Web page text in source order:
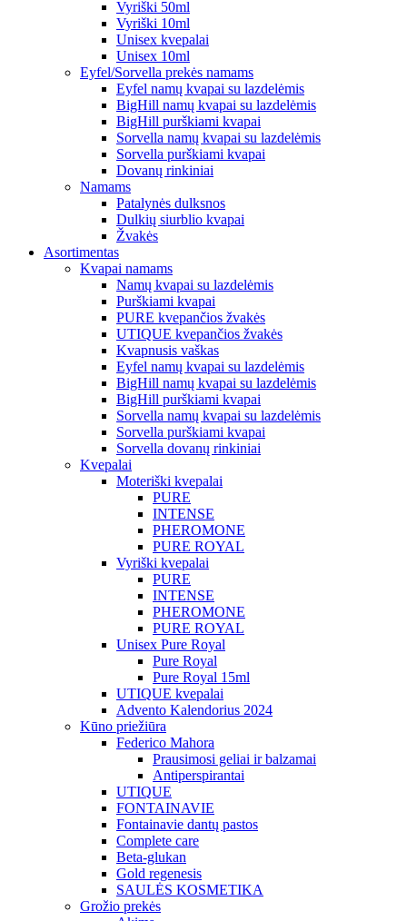
Vyriški 50ml
Vyriški 10ml
Unisex kvepalai
Unisex 10ml
Eyfel/Sorvella prekės namams
Eyfel namų kvapai su lazdelėmis
BigHill namų kvapai su lazdelėmis
BigHill purškiami kvapai
Sorvella namų kvapai su lazdelėmis
Sorvella purškiami kvapai
Dovanų rinkiniai
Namams
Patalynės dulksnos
Dulkių siurblio kvapai
Žvakės
Asortimentas
Kvapai namams
Namų kvapai su lazdelėmis
Purškiami kvapai
PURE kvepančios žvakės
UTIQUE kvepančios žvakės
Kvapnusis vaškas
Eyfel namų kvapai su lazdelėmis
BigHill namų kvapai su lazdelėmis
BigHill purškiami kvapai
Sorvella namų kvapai su lazdelėmis
Sorvella purškiami kvapai
Sorvella dovanų rinkiniai
Kvepalai
Moteriški kvepalai
PURE
INTENSE
PHEROMONE
PURE ROYAL
Vyriški kvepalai
PURE
INTENSE
PHEROMONE
PURE ROYAL
Unisex Pure Royal
Pure Royal
Pure Royal 15ml
UTIQUE kvepalai
Advento Kalendorius 2024
Kūno priežiūra
Federico Mahora
Prausimosi geliai ir balzamai
Antiperspirantai
UTIQUE
FONTAINAVIE
Fontainavie dantų pastos
Complete care
Beta-glukan
Gold regenesis
SAULĖS KOSMETIKA
Grožio prekės